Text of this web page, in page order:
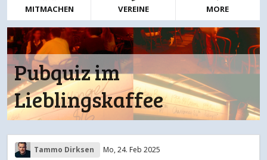
MITMACHEN VEREINE MORE
Pubquiz im
Lieblingskaffee
Tammo Dirksen Mo, 24. Feb 2025